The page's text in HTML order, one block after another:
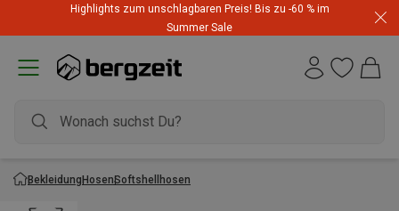
Highlights zum unschlagbaren Preis! Bis zu -60 % im
Summer Sale
BekleidungHosenSoftshellhosen